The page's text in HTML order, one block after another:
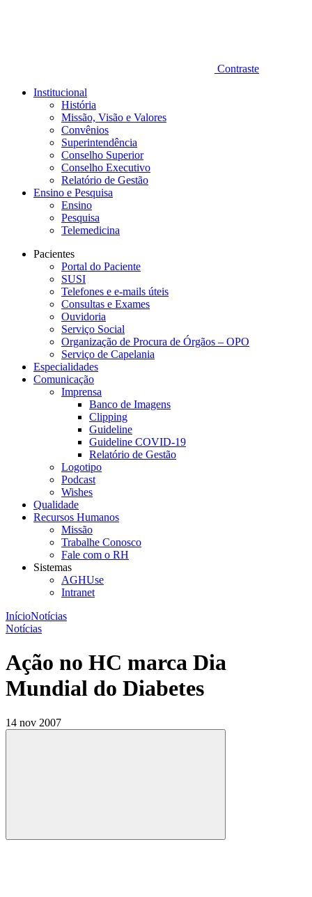
Contraste
Institucional
História
Missão, Visão e Valores
Convênios
Superintendência
Conselho Superior
Conselho Executivo
Relatório de Gestão
Ensino e Pesquisa
Ensino
Pesquisa
Telemedicina
Pacientes
Portal do Paciente
SUSI
Telefones e e-mails úteis
Consultas e Exames
Ouvidoria
Serviço Social
Organização de Procura de Órgãos – OPO
Serviço de Capelania
Especialidades
Comunicação
Imprensa
Banco de Imagens
Clipping
Guideline
Guideline COVID-19
Relatório de Gestão
Logotipo
Podcast
Wishes
Qualidade
Recursos Humanos
Missão
Trabalhe Conosco
Fale com o RH
Sistemas
AGHUse
Intranet
InícioNotícias
Notícias
Ação no HC marca Dia
Mundial do Diabetes
14 nov 2007
Compartilhar